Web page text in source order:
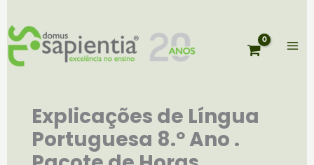
to
content
Explicações de Língua
Portuguesa 8.º Ano .